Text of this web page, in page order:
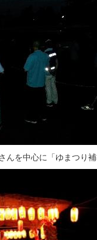
を中心に「ゆまつり補